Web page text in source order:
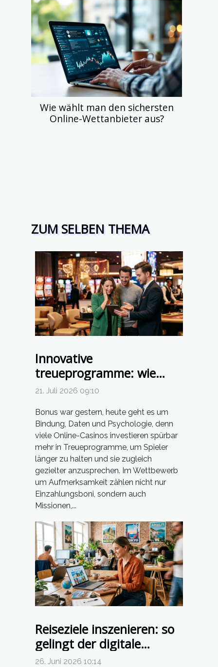
Wie wählt man den sichersten
Online-Wettanbieter aus?
ZUM SELBEN THEMA
Innovative
treueprogramme: wie
casinos spieler immer
21. Juli 2026 09:10
Bonus war gestern, heute geht es um
Bindung, Daten und Psychologie, denn
viele Online-Casinos investieren spürbar
mehr in Treueprogramme, um Spieler
länger zu halten und sie zugleich
gezielter anzusprechen. Im Wettbewerb
um Aufmerksamkeit zählen nicht nur
Einzahlungsboni, sondern auch
Missionen,...
Reiseziele inszenieren: so
gelingt der digitale
auftritt im wettbewerb
26. Juni 2026 10:14